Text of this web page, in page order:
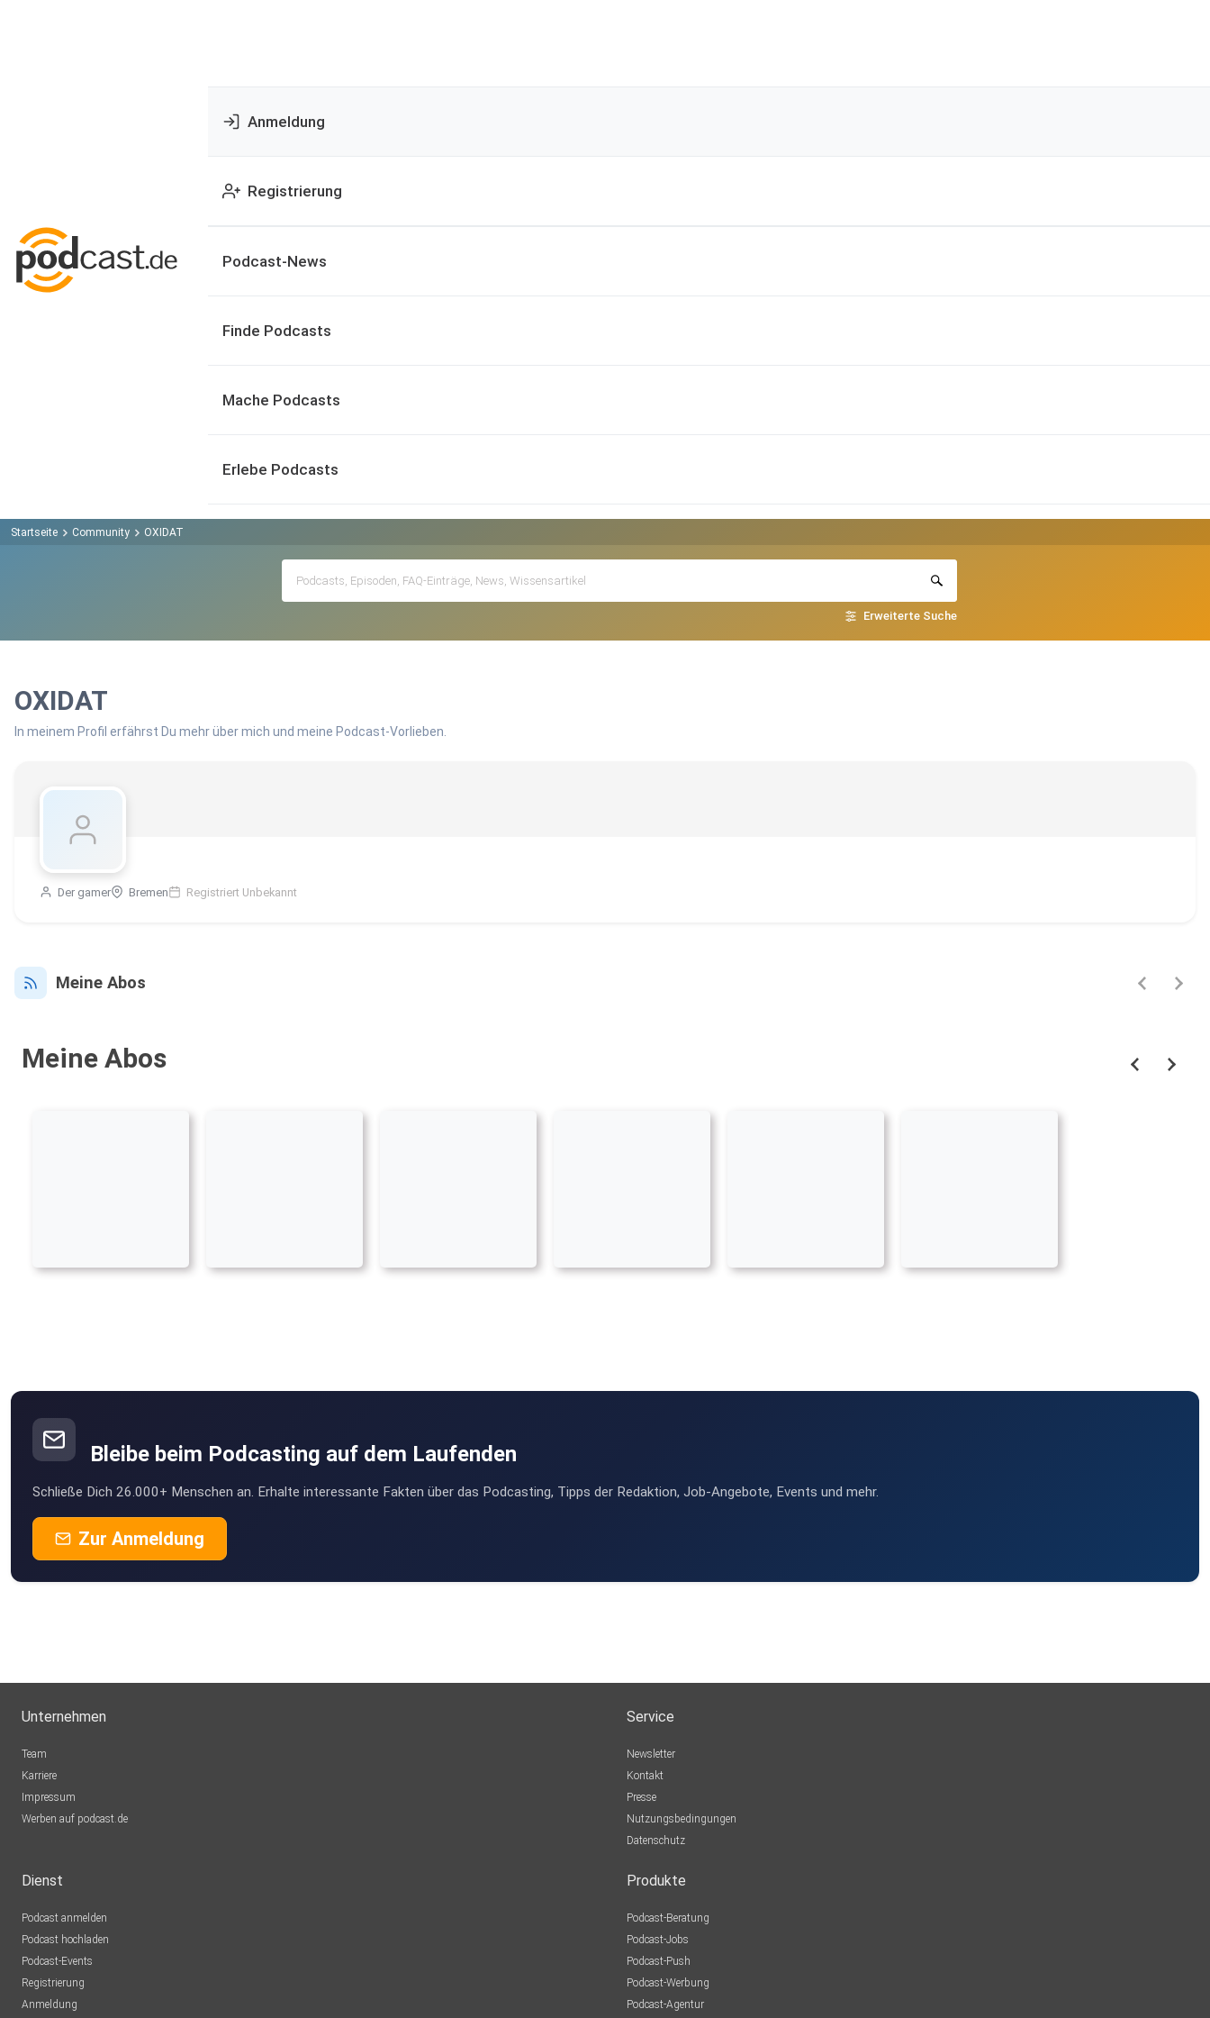
Anmeldung
Registrierung
Podcast-News
Finde Podcasts
Mache Podcasts
Erlebe Podcasts
Startseite Community OXIDAT
Erweiterte Suche
OXIDAT
In meinem Profil erfährst Du mehr über mich und meine Podcast-Vorlieben.
Der gamer Bremen Registriert Unbekannt
Meine Abos
Meine Abos
Bleibe beim Podcasting auf dem Laufenden
Schließe Dich 26.000+ Menschen an. Erhalte interessante Fakten über das Podcasting, Tipps der Redaktion, Job-Angebote, Events und mehr.
Zur Anmeldung
Unternehmen
Team
Karriere
Impressum
Werben auf podcast.de
Service
Newsletter
Kontakt
Presse
Nutzungsbedingungen
Datenschutz
Dienst
Podcast anmelden
Podcast hochladen
Podcast-Events
Registrierung
Anmeldung
Produkte
Podcast-Beratung
Podcast-Jobs
Podcast-Push
Podcast-Werbung
Podcast-Agentur